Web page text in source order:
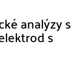
analýzy s
s